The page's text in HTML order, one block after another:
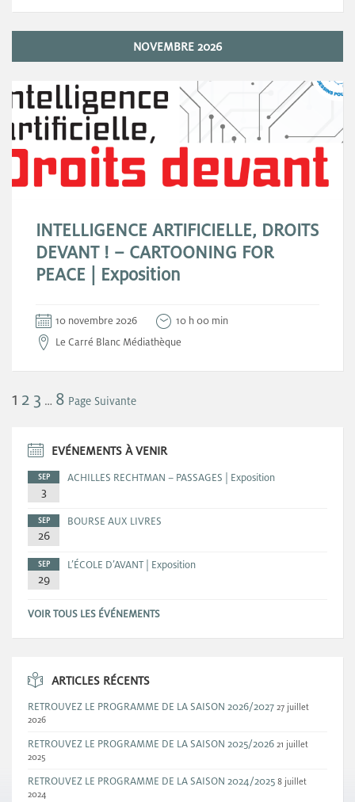
NOVEMBRE 2026
INTELLIGENCE ARTIFICIELLE, DROITS
DEVANT ! – CARTOONING FOR
PEACE | Exposition
10 novembre 2026
10 h 00 min
Le Carré Blanc Médiathèque
1 2 3 … 8 Page Suivante
EVÉNEMENTS À VENIR
SEP
3
ACHILLES RECHTMAN – PASSAGES | Exposition
SEP
26
BOURSE AUX LIVRES
SEP
29
L’ÉCOLE D’AVANT | Exposition
VOIR TOUS LES ÉVÉNEMENTS
ARTICLES RÉCENTS
RETROUVEZ LE PROGRAMME DE LA SAISON 2026/2027 27 juillet
2026
RETROUVEZ LE PROGRAMME DE LA SAISON 2025/2026 21 juillet
2025
RETROUVEZ LE PROGRAMME DE LA SAISON 2024/2025 8 juillet
2024